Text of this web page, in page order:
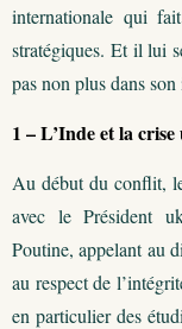
internationale qui
stratégiques. Et il lui
pas non plus dans
1 – L’Inde et la
Au début du conflit,
avec le Président
Poutine, appelant au
au respect de
en particulier des